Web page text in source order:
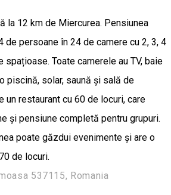
la 12 km de Miercurea. Pensiunea
de persoane în 24 de camere cu 2, 3, 4
spațioase. Toate camerele au TV, baie
piscină, solar, saună și sală de
restaurant cu 60 de locuri, care
și pensiune completă pentru grupuri.
poate găzdui evenimente și are o
de locuri.
537115, Romania